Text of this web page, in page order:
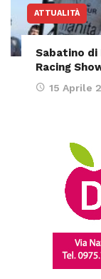
ATTUALITÀ
Sabatino di
Racing
15 Aprile